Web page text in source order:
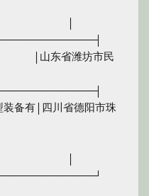
司
　　│山东省潍坊市民
备有│四川省德阳市珠
司